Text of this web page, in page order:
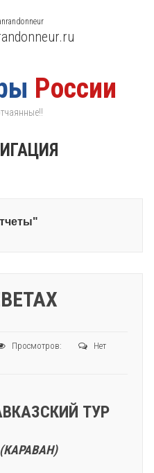
России
Просмотров:
Нет
ТУР